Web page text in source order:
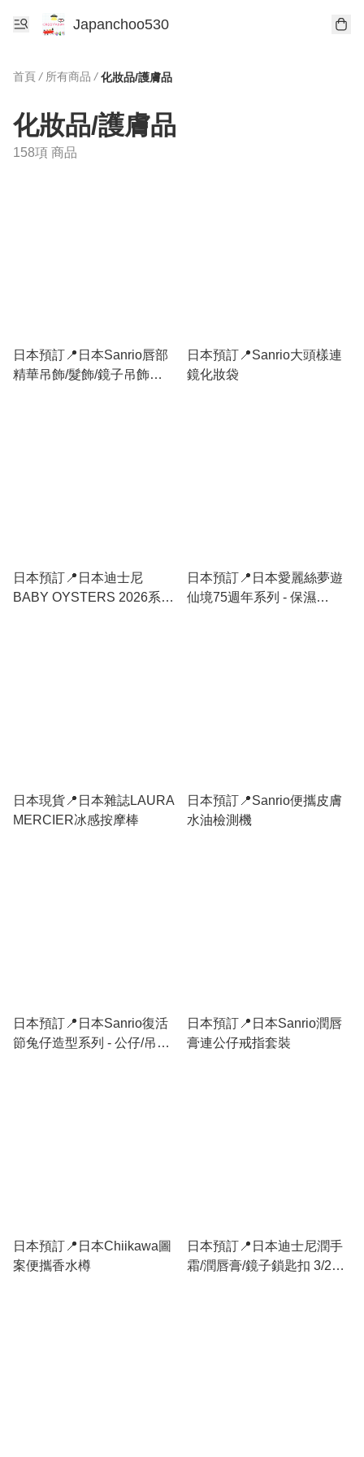
Japanchoo530
首頁 / 所有商品 / 化妝品/護膚品
化妝品/護膚品
158項 商品
日本預訂📍日本Sanrio唇部
精華吊飾/髮飾/鏡子吊飾
日本預訂📍Sanrio大頭樣連
鏡化妝袋
日本預訂📍日本迪士尼
BABY OYSTERS 2026系列
日本預訂📍日本愛麗絲夢遊
仙境75週年系列 - 保濕
日本現貨📍日本雜誌LAURA
MERCIER冰感按摩棒
日本預訂📍Sanrio便攜皮膚
水油檢測機
日本預訂📍日本Sanrio復活
節兔仔造型系列 - 公仔/吊
日本預訂📍日本Sanrio潤唇
膏連公仔戒指套裝
日本預訂📍日本Chiikawa圖
案便攜香水樽
日本預訂📍日本迪士尼潤手
霜/潤唇膏/鏡子鎖匙扣 3/2日